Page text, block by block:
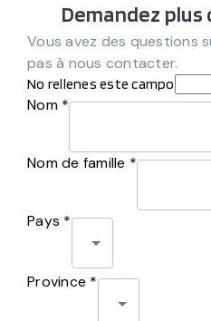
Demandez
Vous avez des questions
pas à nous contacter.
No rellenes este campo
Nom *
Nom de famille *
Pays *
Province *